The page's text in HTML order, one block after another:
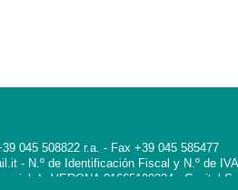
045 508822 r.a. - Fax +39 045 585477
- N.º de Identificación Fiscal y N.º de
de VERONA 01665100234 - Capital